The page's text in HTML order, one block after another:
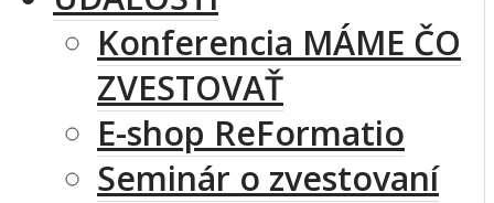
Konferencia MÁME ČO
ZVESTOVAŤ
E-shop ReFormatio
Seminár o zvestovaní